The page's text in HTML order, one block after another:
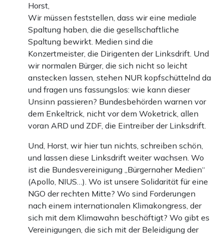
Horst,
Wir müssen feststellen, dass wir eine mediale
Spaltung haben, die die gesellschaftliche
Spaltung bewirkt. Medien sind die
Konzertmeister, die Dirigenten der Linksdrift. Und
wir normalen Bürger, die sich nicht so leicht
anstecken lassen, stehen NUR kopfschüttelnd da
und fragen uns fassungslos: wie kann dieser
Unsinn passieren? Bundesbehörden warnen vor
dem Enkeltrick, nicht vor dem Woketrick, allen
voran ARD und ZDF, die Eintreiber der Linksdrift.
Und, Horst, wir hier tun nichts, schreiben schön,
und lassen diese Linksdrift weiter wachsen. Wo
ist die Bundesvereinigung „Bürgernaher Medien“
(Apollo, NIUS…). Wo ist unsere Solidarität für eine
NGO der rechten Mitte? Wo sind Forderungen
nach einem internationalen Klimakongress, der
sich mit dem Klimawahn beschäftigt? Wo gibt es
Vereinigungen, die sich mit der Beleidigung der